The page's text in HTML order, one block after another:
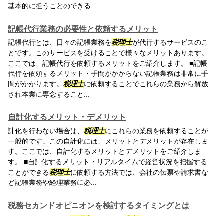
基本的に担うことのできる...
記帳代行業務の必要性と依頼するメリット
記帳代行とは、日々の記帳業務を税理士が代行するサービスのこ
とです。このサービスを受けることで様々なメリットあります。
ここでは、記帳代行を依頼するメリットをご紹介します。 ■記帳
代行を依頼するメリット・手間がかからない記帳業務は非常に手
間がかかります。 税理士に依頼することでこれらの業務から解放
され本業に専念すること...
自計化するメリット・デメリット
計化を行わない場合は、 税理士にこれらの業務を依頼することが
一般的です。この自計化には、メリットとデメリットが存在しま
す。ここでは、自計化するメリットとデメリットをご紹介しま
す。 ■自計化するメリット・リアルタイムで経営状況を把握する
ことができる税理士に依頼する方法では、会社の伝票や請求書な
ど記帳業務や経理業務に必...
税務セカンドオピニオンを検討するタイミングとは